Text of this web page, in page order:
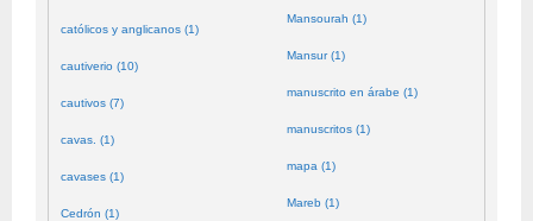
católicos y anglicanos (1)
cautiverio (10)
cautivos (7)
cavas. (1)
cavases (1)
Cedrón (1)
Mansourah (1)
Mansur (1)
manuscrito en árabe (1)
manuscritos (1)
mapa (1)
Mareb (1)